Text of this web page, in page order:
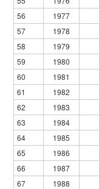
56
1977
57
1978
58
1979
59
1980
60
1981
61
1982
62
1983
63
1984
64
1985
65
1986
66
1987
67
1988